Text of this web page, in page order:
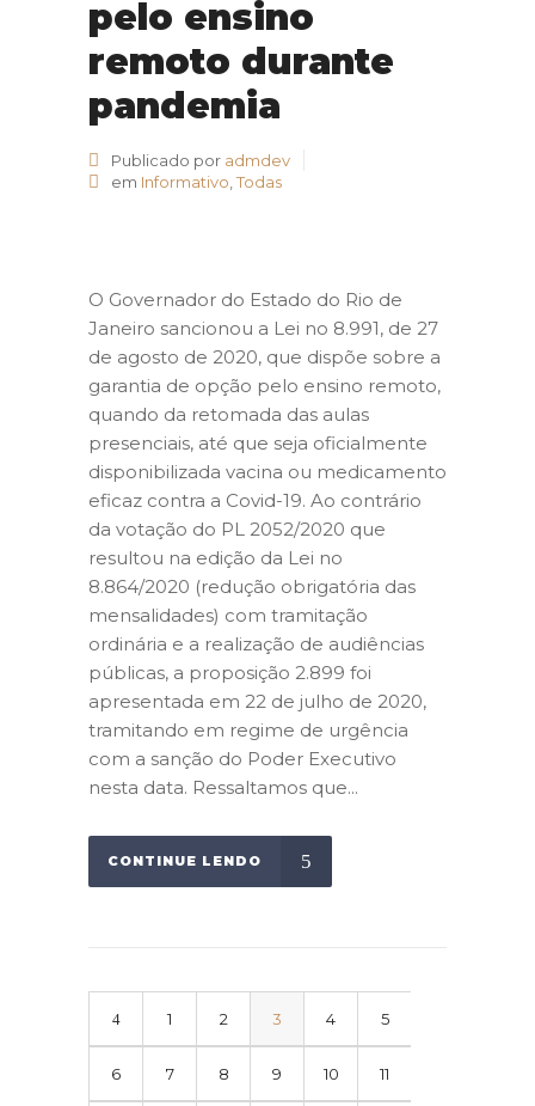
pelo ensino
remoto durante
pandemia
Publicado por admdev
em Informativo Todas
O Governador do Estado do Rio de
Janeiro sancionou a Lei no 8.991, de 27
de agosto de 2020, que dispõe sobre a
garantia de opção pelo ensino remoto,
quando da retomada das aulas
presenciais, até que seja oficialmente
disponibilizada vacina ou medicamento
eficaz contra a Covid-19. Ao contrário
da votação do PL 2052/2020 que
resultou na edição da Lei no
8.864/2020 (redução obrigatória das
mensalidades) com tramitação
ordinária e a realização de audiências
públicas, a proposição 2.899 foi
apresentada em 22 de julho de 2020,
tramitando em regime de urgência
com a sanção do Poder Executivo
nesta data. Ressaltamos que...
CONTINUE LENDO
1 2 3 4 5
6 7 8 9 10 11